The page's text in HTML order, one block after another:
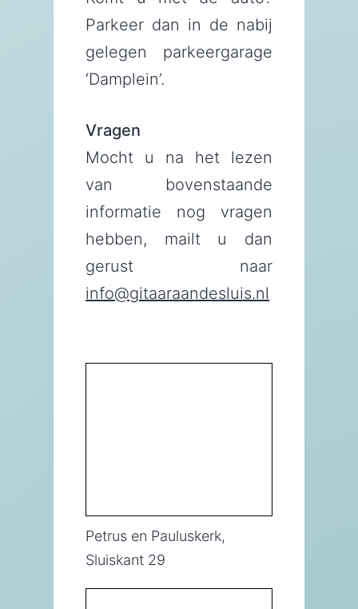
Parkeer dan in de nabij
gelegen parkeergarage
‘Damplein’.
Vragen
Mocht u na het lezen
van bovenstaande
informatie nog vragen
hebben, mailt u dan
gerust naar
info@gitaaraandesluis.nl
Petrus en Pauluskerk,
Sluiskant 29